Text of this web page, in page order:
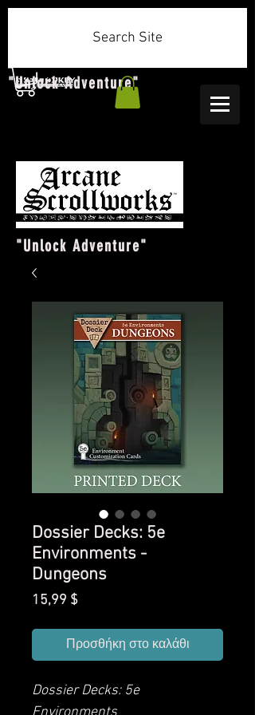
"Unlock Adventure"
Search Site
"Unlock Adventure"
Dossier Decks: 5e
Environments -
Dungeons
15,99 $Τιμή
Προσθήκη στο καλάθι
Dossier Decks: 5e